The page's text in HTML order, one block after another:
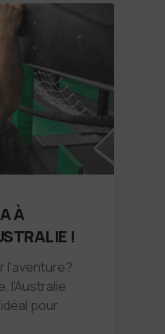
À
!
l'aventure?
l'Australie
pour